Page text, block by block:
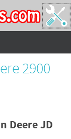
2900
Deere JD